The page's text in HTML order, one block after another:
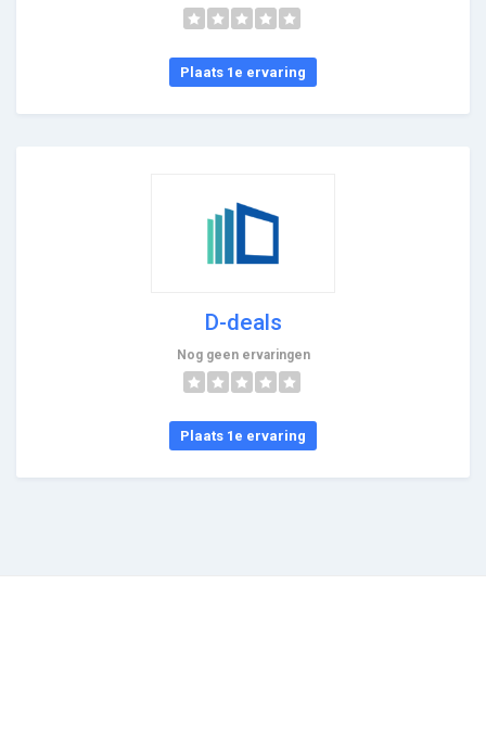
Plaats 1e ervaring
D-deals
Nog geen ervaringen
Plaats 1e ervaring